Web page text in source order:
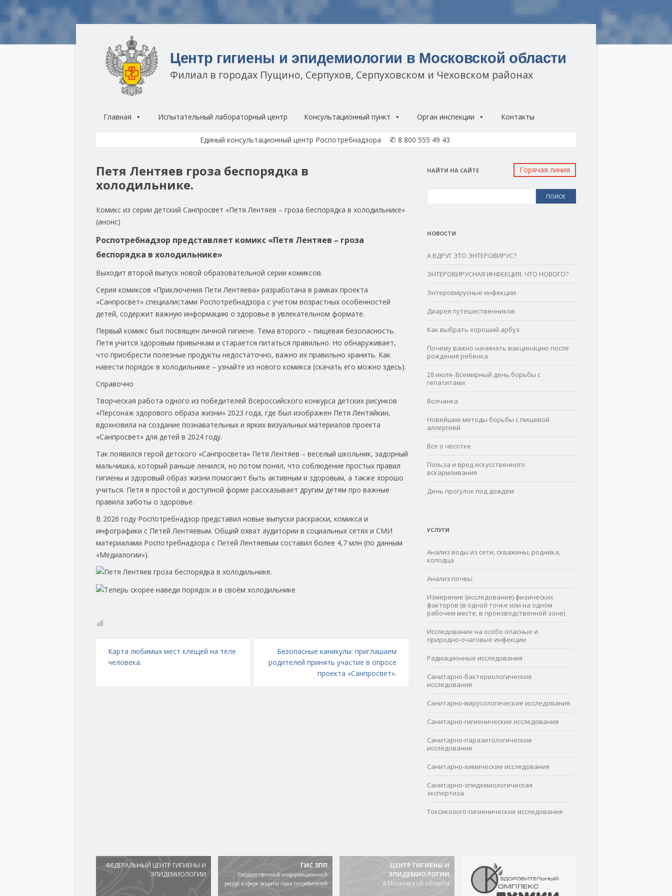
Центр гигиены и эпидемиологии в Московской области
Филиал в городах Пущино, Серпухов, Серпуховском и Чеховском районах
Главная Испытательный лабораторный центр Консультационный пункт Орган инспекции Контакты
Единый консультационный центр Роспотребнадзора ✆ 8 800 555 49 43
Петя Лентяев гроза беспорядка в
холодильнике.
Комикс из серии детский Санпросвет «Петя Лентяев – гроза беспорядка в холодильнике»
(анонс)
Роспотребнадзор представляет комикс «Петя Лентяев – гроза
беспорядка в холодильнике»
Выходит второй выпуск новой образовательной серии комиксов.
Серия комиксов «Приключения Пети Лентяева» разработана в рамках проекта
«Санпросвет» специалистами Роспотребнадзора с учетом возрастных особенностей
детей, содержит важную информацию о здоровье в увлекательном формате.
Первый комикс был посвящен личной гигиене. Тема второго – пищевая безопасность.
Петя учится здоровым привычкам и старается питаться правильно. Но обнаруживает,
что приобрести полезные продукты недостаточно, важно их правильно хранить. Как
навести порядок в холодильнике – узнайте из нового комикса (скачать его можно здесь).
Справочно
Творческая работа одного из победителей Всероссийского конкурса детских рисунков
«Персонаж здорового образа жизни» 2023 года, где был изображен Петя Лентяйкин,
вдохновила на создание познавательных и ярких визуальных материалов проекта
«Санпросвет» для детей в 2024 году.
Так появился герой детского «Санпросвета» Петя Лентяев – веселый школьник, задорный
мальчишка, который раньше ленился, но потом понял, что соблюдение простых правил
гигиены и здоровый образ жизни помогают быть активным и здоровым, а также хорошо
учиться. Петя в простой и доступной форме рассказывает другим детям про важные
правила заботы о здоровье.
В 2026 году Роспотребнадзор представил новые выпуски раскраски, комикса и
инфографики с Петей Лентяевым. Общий охват аудитории в социальных сетях и СМИ
материалами Роспотребнадзора с Петей Лентяевым составил более 4,7 млн (по данным
«Медиалогии»).
Навигация по записям
Карта любимых мест клещей на теле
человека.
Безопасные каникулы: приглашаем
родителей принять участие в опросе
проекта «Санпросвет».
Горячая линия
НАЙТИ НА САЙТЕ
НОВОСТИ
А ВДРУГ ЭТО ЭНТЕРОВИРУС?
ЭНТЕРОВИРУСНАЯ ИНФЕКЦИЯ. ЧТО НОВОГО?
Энтеровирусные инфекции
Диарея путешественников
Как выбрать хороший арбуз
Почему важно начинать вакцинацию после
рождения ребенка
28 июля- Всемирный день борьбы с
гепатитами
Волчанка
Новейшие методы борьбы с пищевой
аллергией
Все о чесотке
Польза и вред искусственного
вскармливания
День прогулок под дождем
УСЛУГИ
Анализ воды из сети, скважины, родника,
колодца
Анализ почвы
Измерение (исследование) физических
факторов (в одной точке или на одном
рабочем месте, в производственной зоне)
Исследование на особо опасные и
природно-очаговые инфекции
Радиационные исследования
Санитарно-бактериологические
исследования
Санитарно-вирусологические исследования
Санитарно-гигиенические исследования
Санитарно-паразитологические
исследования
Санитарно-химические исследования
Санитарно-эпидемиологическая
экспертиза
Токсиколого-гигиенические исследования
ФЕДЕРАЛЬНЫЙ ЦЕНТР ГИГИЕНЫ И
ЭПИДЕМИОЛОГИИ
ГИС ЗПП
Государственный информационный
ресурс в сфере защиты прав потребителей
ЦЕНТР ГИГИЕНЫ И
ЭПИДЕМИОЛОГИИ
в Московской области